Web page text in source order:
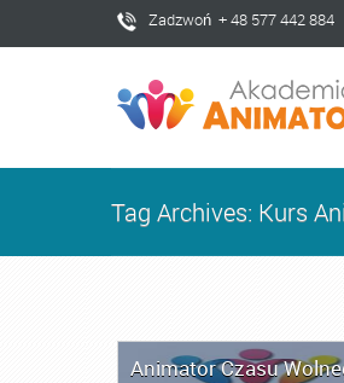
Zadzwoń + 48 577 442 884
Tag Archives: Kurs
Animator Czasu